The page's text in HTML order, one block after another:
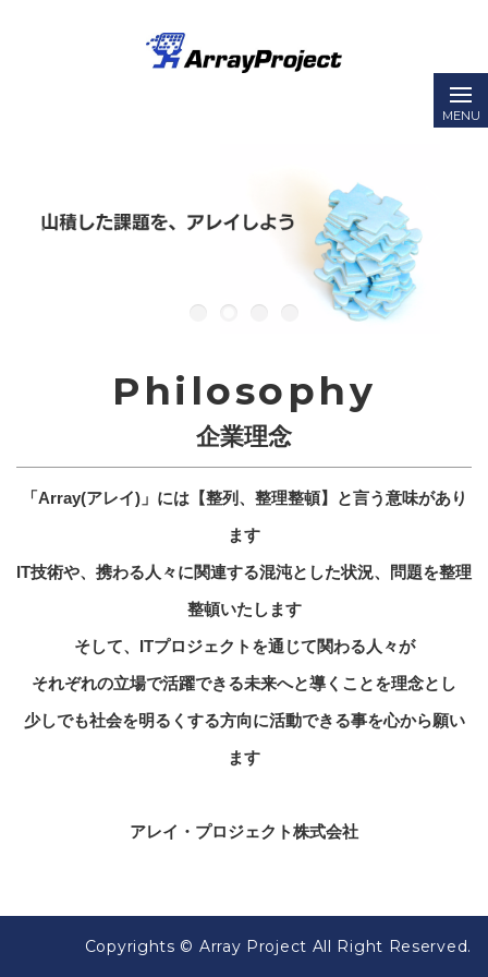
Philosophy
企業理念
「Array(アレイ)」には【整列、整理整頓】と言う意味があり
ます
IT技術や、携わる人々に関連する混沌とした状況、問題を整理
整頓いたします
そして、ITプロジェクトを通じて関わる人々が
それぞれの立場で活躍できる未来へと導くことを理念とし
少しでも社会を明るくする方向に活動できる事を心から願い
ます
アレイ・プロジェクト株式会社
Copyrights © Array Project All Right Reserved.